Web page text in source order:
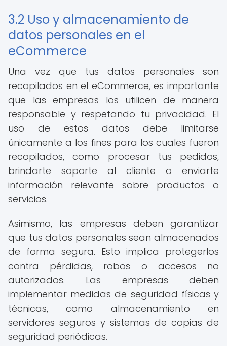
3.2 Uso y almacenamiento de
datos personales en el
eCommerce
Una vez que tus datos personales son
recopilados en el eCommerce, es importante
que las empresas los utilicen de manera
responsable y respetando tu privacidad. El
uso de estos datos debe limitarse
únicamente a los fines para los cuales fueron
recopilados, como procesar tus pedidos,
brindarte soporte al cliente o enviarte
información relevante sobre productos o
servicios.
Asimismo, las empresas deben garantizar
que tus datos personales sean almacenados
de forma segura. Esto implica protegerlos
contra pérdidas, robos o accesos no
autorizados. Las empresas deben
implementar medidas de seguridad físicas y
técnicas, como almacenamiento en
servidores seguros y sistemas de copias de
seguridad periódicas.